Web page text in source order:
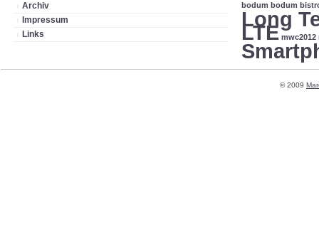
Archiv
Impressum
Links
bodum bodum
Long
LTE mwc2012
© 2009